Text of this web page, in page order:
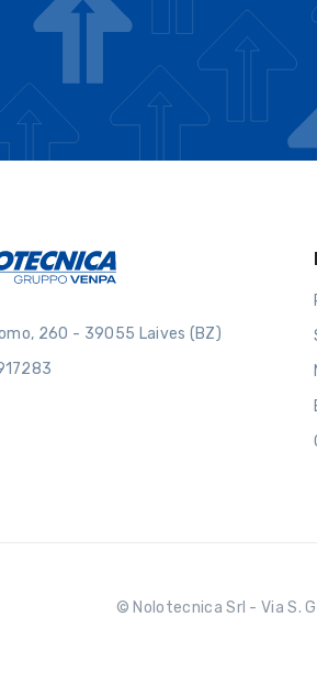
260 - 39055 Laives (BZ)
© Nolotecnica Srl - Via S.